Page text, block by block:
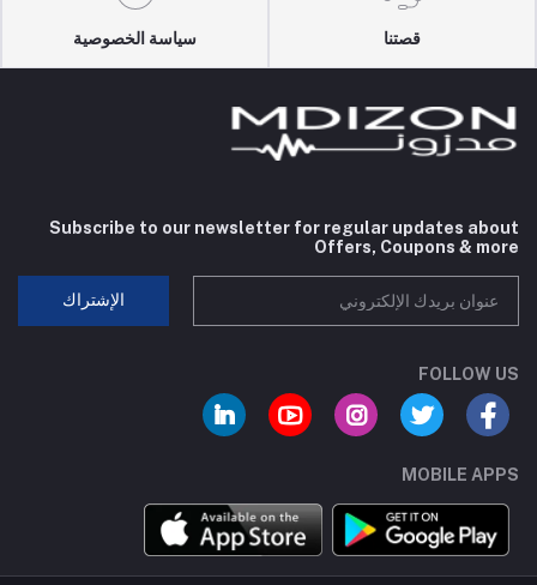
قصتنا سياسة الخصوصية
Subscribe to our newsletter for regular updates about
Offers, Coupons & more
الإشتراك
FOLLOW US
MOBILE APPS